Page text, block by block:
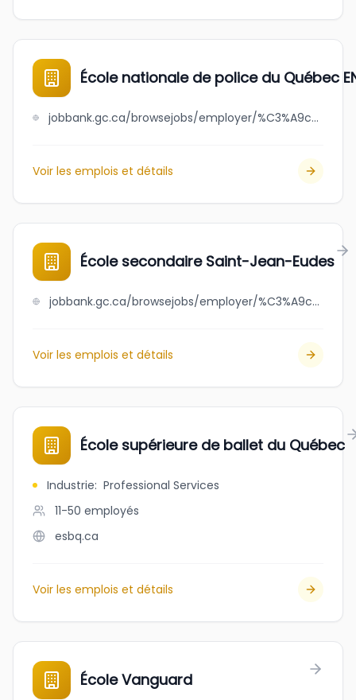
École nationale de police du Québec
jobbank.gc.ca/browsejobs/employer/%C3%A9cole+nationale+de+police+du+qu%C3%A9bec+enpq/ca
Voir les emplois et détails
École secondaire Saint-Jean-Eudes
jobbank.gc.ca/browsejobs/employer/%C3%A9cole+secondaire+saint-jean-eudes/ca
Voir les emplois et détails
École supérieure de ballet du Québec
Industrie: Professional Services
11-50 employés
esbq.ca
Voir les emplois et détails
École Vanguard